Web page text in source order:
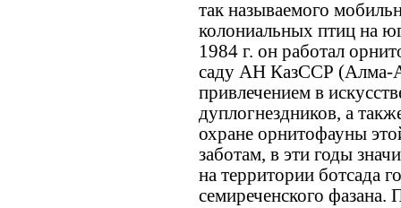
так называемого
колониальных птиц на
1984 г. он работал
саду АН КазССР (Алма-
привлечением в
дуплогнездников, а
охране орнитофауны
заботам, в эти годы
на территории ботсада
семиреченского фазана.